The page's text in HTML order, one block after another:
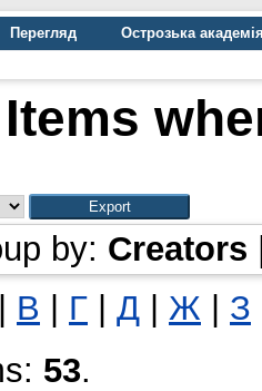
Перегляд
Острозька
Items
by: Creators
В Г Д Ж З
53.